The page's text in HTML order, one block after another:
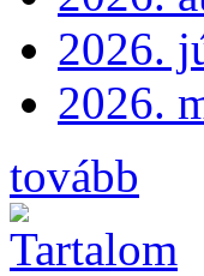
2026.
2026.
tovább